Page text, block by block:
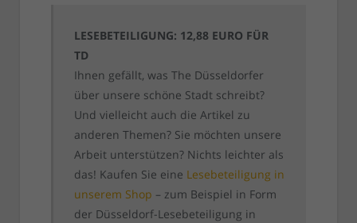
LESEBETEILIGUNG: 12,88 EURO FÜR
TD
Ihnen gefällt, was The Düsseldorfer
über unsere schöne Stadt schreibt?
Und vielleicht auch die Artikel zu
anderen Themen? Sie möchten unsere
Arbeit unterstützen? Nichts leichter als
das! Kaufen Sie eine Lesebeteiligung in
unserem Shop – zum Beispiel in Form
der Düsseldorf-Lesebeteiligung in